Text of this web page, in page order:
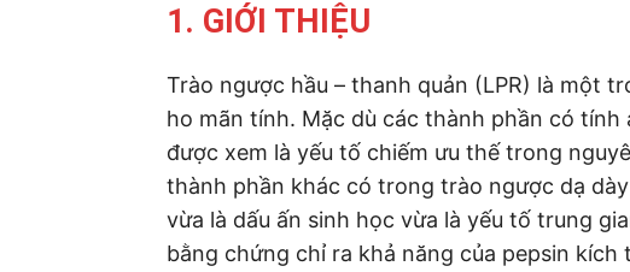
1. GIỚI THIỆU
Trào ngược hầu – thanh quản (LPR) là một
ho mãn tính. Mặc dù các thành phần có
được xem là yếu tố chiếm ưu thế trong
thành phần khác có trong trào ngược dạ
vừa là dấu ấn sinh học vừa là yếu tố trung
bằng chứng chỉ ra khả năng của pepsin